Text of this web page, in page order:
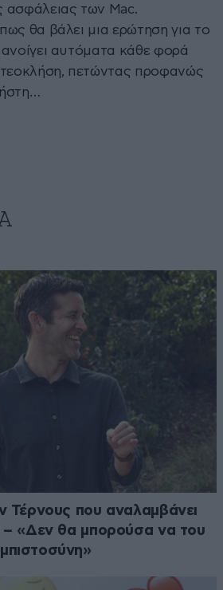
ασφάλειας των Mac.
θα βάλει μια ερώτηση για το
αυτόματα κάθε φορά
πετώντας προφανώς
Τέρνους που αναλαμβάνει
– «Δεν θα μπορούσα να του